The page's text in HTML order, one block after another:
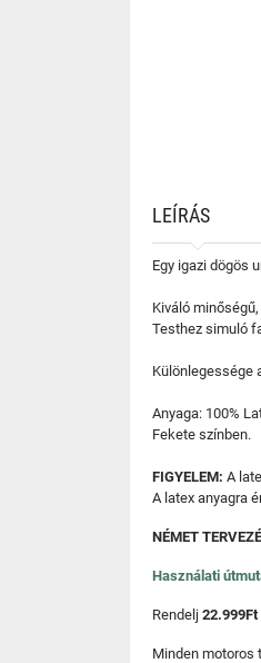
LEÍRÁS
Egy igazi dögös
Kiváló
Testhez simuló
Különlegessége
Anyaga: 100%
Fekete színben.
FIGYELEM: A
A latex anyagra
NÉMET
Használati
Rendelj
Minden motoros